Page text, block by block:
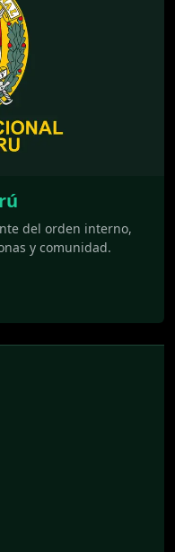
del orden interno,
y comunidad.